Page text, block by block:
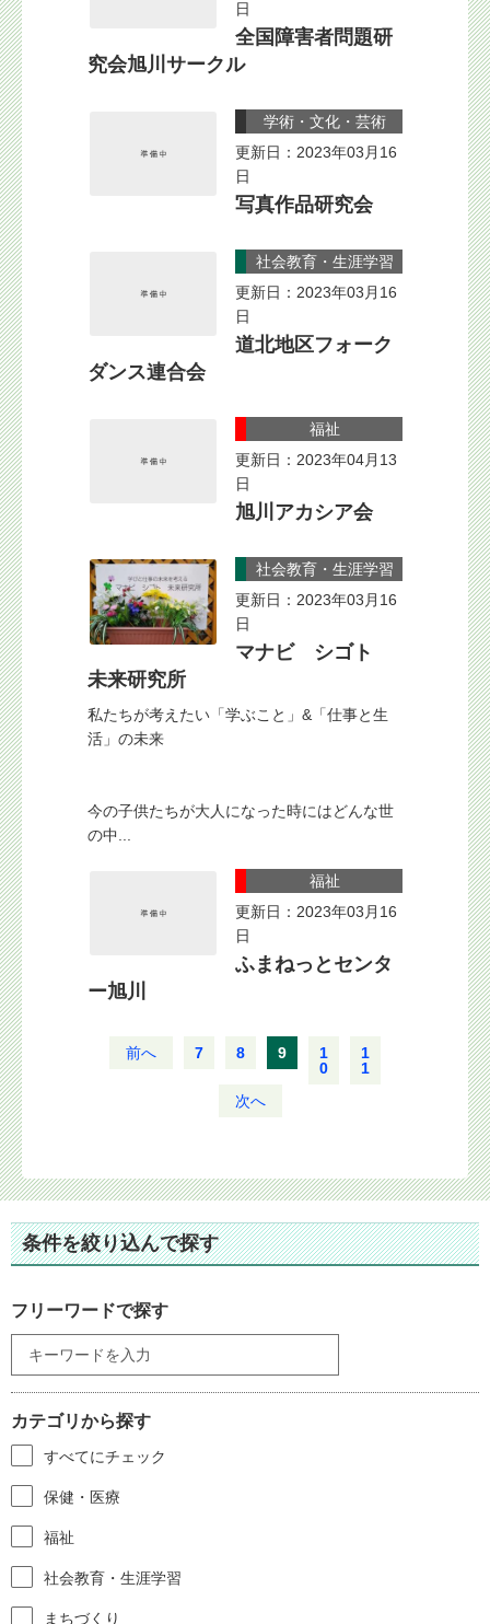
日
全国障害者問題研
究会旭川サークル
学術・文化・芸術
更新日：2023年03月16
日
写真作品研究会
社会教育・生涯学習
更新日：2023年03月16
日
道北地区フォーク
ダンス連合会
福祉
更新日：2023年04月13
日
旭川アカシア会
社会教育・生涯学習
更新日：2023年03月16
日
マナビ シゴト
未来研究所
私たちが考えたい「学ぶこと」&「仕事と生
活」の未来
今の子供たちが大人になった時にはどんな世
の中...
福祉
更新日：2023年03月16
日
ふまねっとセンタ
ー旭川
前へ 7 8 9
1
0
1
1
次へ
条件を絞り込んで探す
フリーワードで探す
カテゴリから探す
すべてにチェック
保健・医療
福祉
社会教育・生涯学習
まちづくり